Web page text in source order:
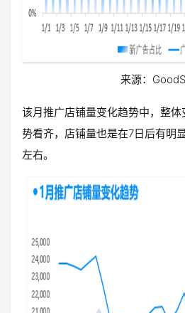
来源：
该月推广店铺量变化趋势中，整
势看齐，店铺量也是在7日后有明
左右。